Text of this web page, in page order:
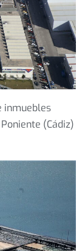
inmuebles
(Cádiz)